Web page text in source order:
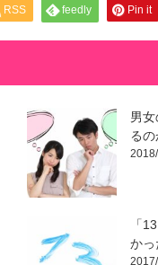
RSS feedly Pin it
男
るの
「
かっ